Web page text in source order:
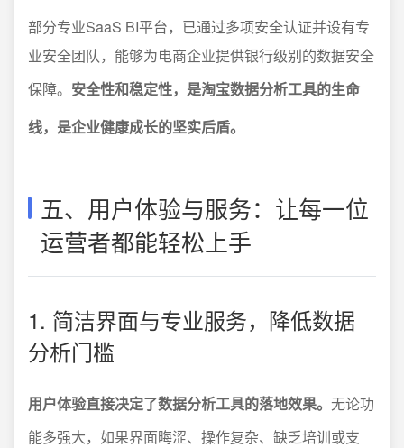
部分专业SaaS BI平台，已通过多项安全认证并设有专
业安全团队，能够为电商企业提供银行级别的数据安全
保障。 安全性和稳定性，是淘宝数据分析工具的生命
线，是企业健康成长的坚实后盾。
五、用户体验与服务：让每一位
运营者都能轻松上手
1. 简洁界面与专业服务，降低数据
分析门槛
用户体验直接决定了数据分析工具的落地效果。 无论功
能多强大，如果界面晦涩、操作复杂、缺乏培训或支